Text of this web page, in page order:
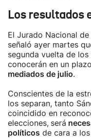
Los resultados
El Jurado Nacional
señaló ayer martes
segunda vuelta de
conocerán en un
mediados de julio.
Conscientes de la
los separan, tanto
coincidido en
elecciones, será
políticos de cara a